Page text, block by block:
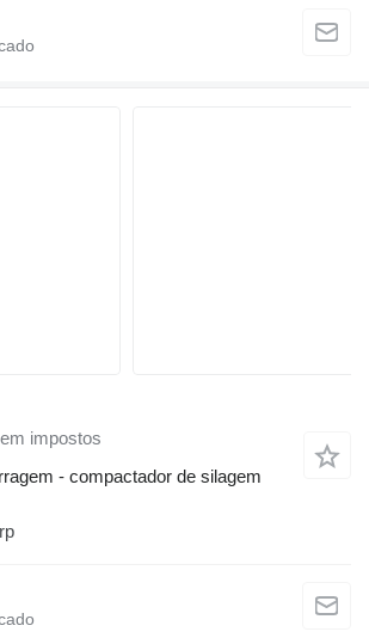
impostos
- compactador de silagem